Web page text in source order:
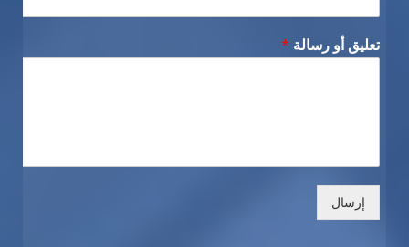
تعليق أو رسالة *
إرسال